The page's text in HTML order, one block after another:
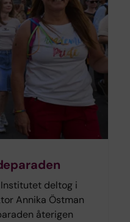
Institutet deltog i
Annika Östman
återigen